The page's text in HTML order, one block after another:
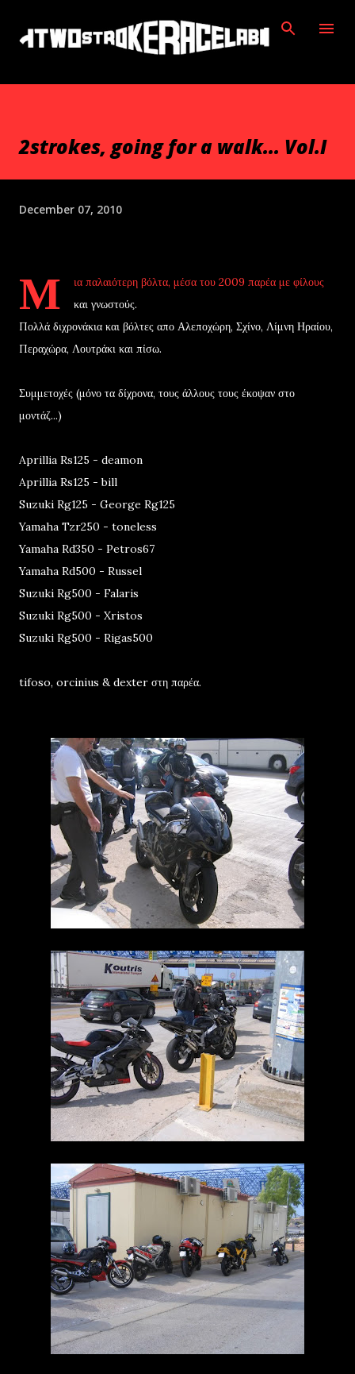
Skip to main content
2strokes, going for a walk... Vol.I
December 07, 2010
Μ
ια παλαιότερη βόλτα, μέσα του 2009 παρέα με φίλους
και γνωστούς.
Πολλά διχρονάκια και βόλτες απο Αλεποχώρη, Σχίνο, Λίμνη Ηραίου,
Περαχώρα, Λουτράκι και πίσω.
Συμμετοχές (μόνο τα δίχρονα, τους άλλους τους έκοψαν στο
μοντάζ...)
Aprillia Rs125 - deamon
Aprillia Rs125 - bill
Suzuki Rg125 - George Rg125
Yamaha Tzr250 - toneless
Yamaha Rd350 - Petros67
Yamaha Rd500 - Russel
Suzuki Rg500 - Falaris
Suzuki Rg500 - Xristos
Suzuki Rg500 - Rigas500
tifoso, orcinius & dexter στη παρέα.